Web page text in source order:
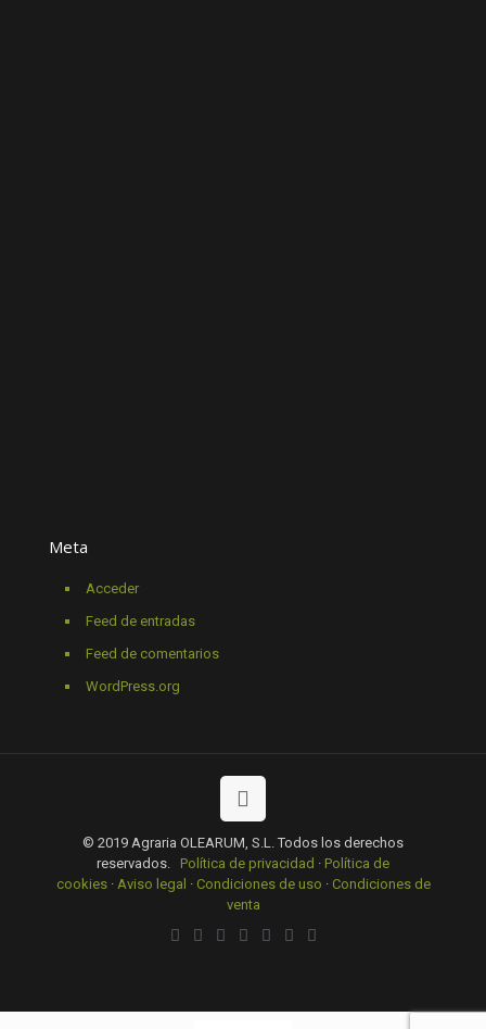
Meta
Acceder
Feed de entradas
Feed de comentarios
WordPress.org
© 2019 Agraria OLEARUM, S.L. Todos los derechos
reservados. Política de privacidad · Política de
cookies· Aviso legal · Condiciones de uso · Condiciones de
venta